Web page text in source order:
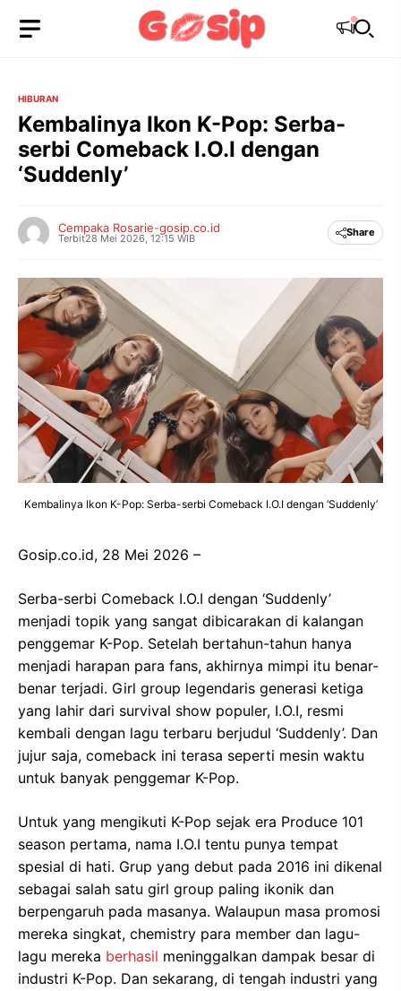
HIBURAN
Kembalinya Ikon K-Pop: Serba-
serbi Comeback I.O.I dengan
‘Suddenly’
Cempaka Rosarie-gosip.co.id
Terbit28 Mei 2026, 12:15 WIB Share
Kembalinya Ikon K-Pop: Serba-serbi Comeback I.O.I dengan ‘Suddenly’
Gosip.co.id, 28 Mei 2026 –
Serba-serbi Comeback I.O.I dengan ‘Suddenly’
menjadi topik yang sangat dibicarakan di kalangan
penggemar K-Pop. Setelah bertahun-tahun hanya
menjadi harapan para fans, akhirnya mimpi itu benar-
benar terjadi. Girl group legendaris generasi ketiga
yang lahir dari survival show populer, I.O.I, resmi
kembali dengan lagu terbaru berjudul ‘Suddenly’. Dan
jujur saja, comeback ini terasa seperti mesin waktu
untuk banyak penggemar K-Pop.
Untuk yang mengikuti K-Pop sejak era Produce 101
season pertama, nama I.O.I tentu punya tempat
spesial di hati. Grup yang debut pada 2016 ini dikenal
sebagai salah satu girl group paling ikonik dan
berpengaruh pada masanya. Walaupun masa promosi
mereka singkat, chemistry para member dan lagu-
lagu mereka berhasil meninggalkan dampak besar di
industri K-Pop. Dan sekarang, di tengah industri yang